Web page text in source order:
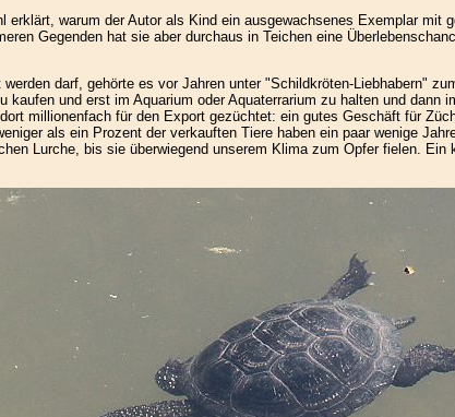
warum der Autor als Kind ein ausgewachsenes Exemplar
Gegenden hat sie aber durchaus in Teichen eine
darf, gehörte es vor Jahren unter "Schildkröten-Liebhabern"
kaufen und erst im Aquarium oder Aquaterrarium zu halten und
millionenfach für den Export gezüchtet: ein gutes Geschäft für
als ein Prozent der verkauften Tiere haben ein paar wenige
Lurche, bis sie überwiegend unserem Klima zum Opfer fielen.